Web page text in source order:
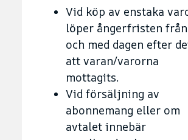
Vid köp av enstaka
löper ångerfristen från
och med dagen efter
att varan/varorna
mottagits.
Vid försäljning av
abonnemang eller om
avtalet innebär